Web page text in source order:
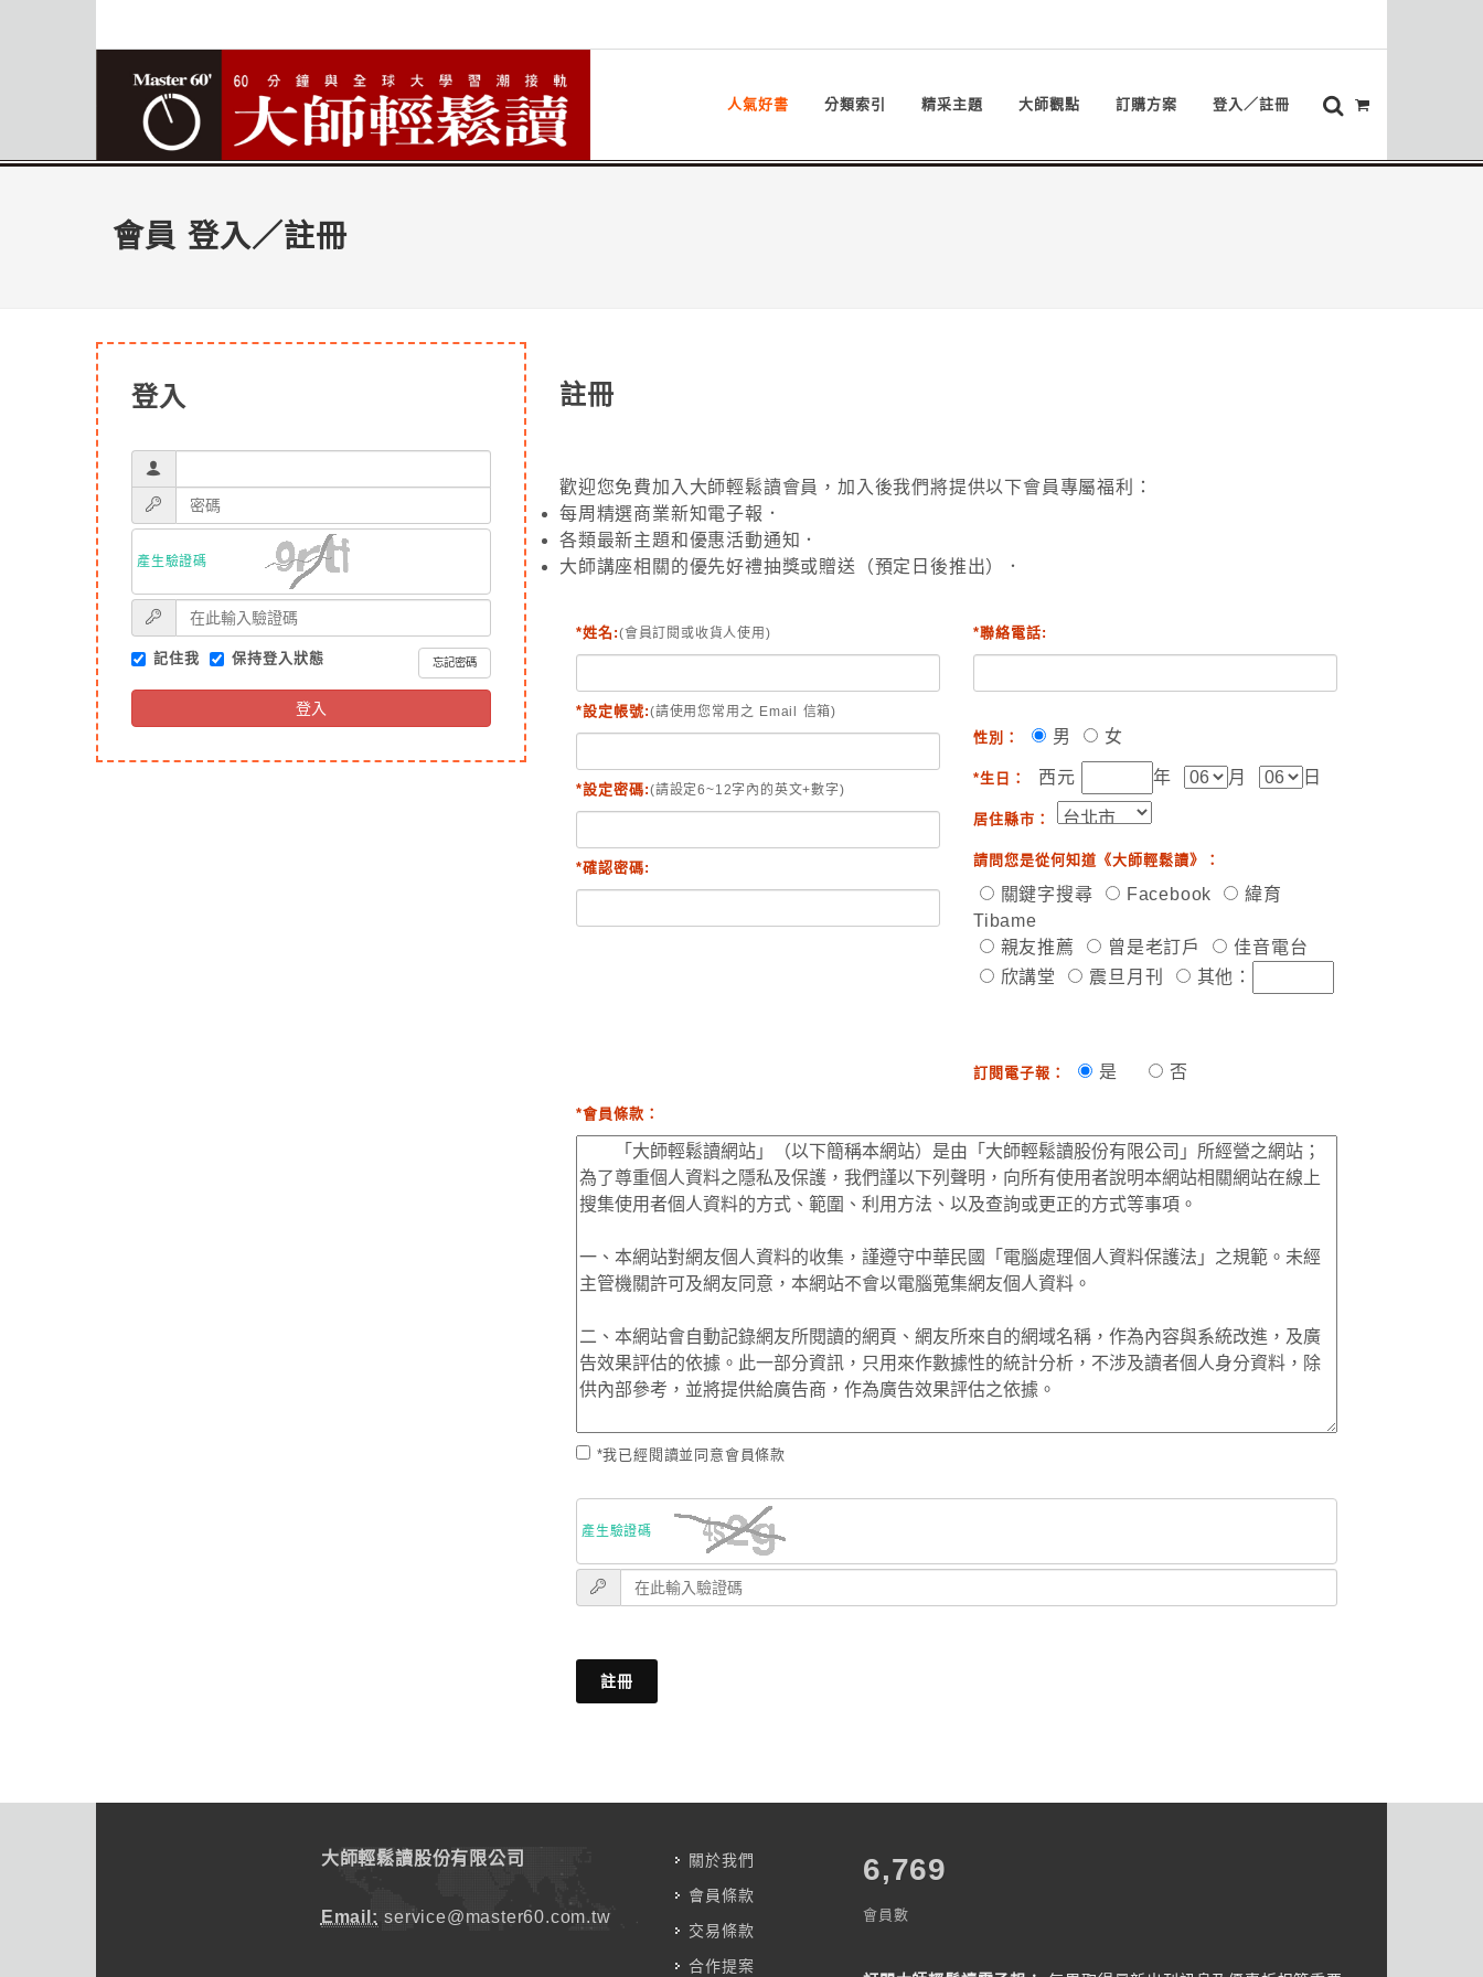
人氣好書 分類索引 精采主題 大師觀點 訂購方案 登入／註冊
會員 登入／註冊
登入
產生驗證碼
記住我 保持登入狀態 忘記密碼
登入
註冊
歡迎您免費加入大師輕鬆讀會員，加入後我們將提供以下會員專屬福利：
每周精選商業新知電子報．
各類最新主題和優惠活動通知．
大師講座相關的優先好禮抽獎或贈送（預定日後推出）．
*姓名:(會員訂閱或收貨人使用)
*設定帳號:(請使用您常用之 Email 信箱)
*設定密碼:(請設定6~12字內的英文+數字)
*確認密碼:
*聯絡電話:
性別： 男 女
*生日： 西元 年 月 日
居住縣市：
請問您是從何知道《大師輕鬆讀》：
關鍵字搜尋 Facebook
緯育
Tibame
親友推薦
曾是老訂戶
佳音電台
欣講堂
震旦月刊 其他：
訂閱電子報： 是 否
*會員條款：
*我已經閱讀並同意會員條款
產生驗證碼
註冊
大師輕鬆讀股份有限公司
Email: service@master60.com.tw
關於我們
會員條款
交易條款
合作提案
7,787
會員數